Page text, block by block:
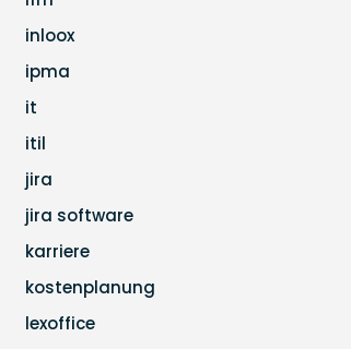
inloox
ipma
it
itil
jira
jira software
karriere
kostenplanung
lexoffice